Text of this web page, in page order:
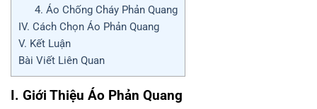
4. Áo Chống Cháy Phản Quang
IV. Cách Chọn Áo Phản Quang
V. Kết Luận
Bài Viết Liên Quan
I. Giới Thiệu Áo Phản Quang